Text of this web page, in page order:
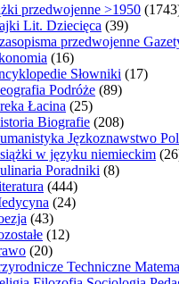
przedwojenne >1950
Lit. Dziecięca (39)
przedwojenne
(16)
Słowniki (17)
Podróże (89)
Łacina (25)
Biografie (208)
Jęzkoznawstwo
w języku niemieckim
Poradniki (8)
(444)
(24)
(43)
(12)
(20)
Techniczne